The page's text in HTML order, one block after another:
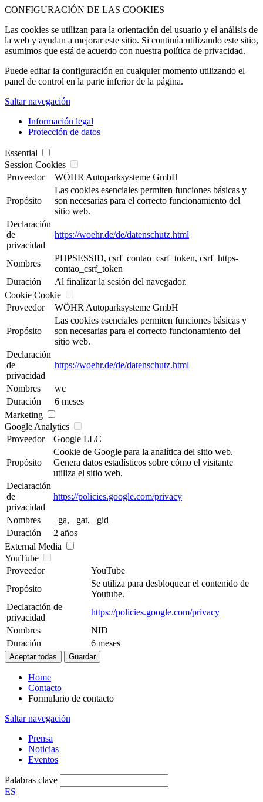
CONFIGURACIÓN DE LAS COOKIES
Las cookies se utilizan para la orientación del usuario y el análisis de
la web y ayudan a mejorar este sitio. Si continúa utilizando este sitio,
asumimos que está de acuerdo con nuestra política de privacidad.
Puede editar la configuración en cualquier momento utilizando el
panel de control en la parte inferior de la página.
Saltar navegación
Información legal
Protección de datos
Essential
Session Cookies
Proveedor
WÖHR Autoparksysteme GmbH
Propósito
Las cookies esenciales permiten funciones básicas y
son necesarias para el correcto funcionamiento del
sitio web.
Declaración
de
privacidad
https://woehr.de/de/datenschutz.html
Nombres
PHPSESSID, csrf_contao_csrf_token, csrf_https-
contao_csrf_token
Duración
Al finalizar la sesión del navegador.
Cookie Cookie
Proveedor
WÖHR Autoparksysteme GmbH
Propósito
Las cookies esenciales permiten funciones básicas y
son necesarias para el correcto funcionamiento del
sitio web.
Declaración
de
privacidad
https://woehr.de/de/datenschutz.html
Nombres
wc
Duración
6 meses
Marketing
Google Analytics
Proveedor
Google LLC
Propósito
Cookie de Google para la analítica del sitio web.
Genera datos estadísticos sobre cómo el visitante
utiliza el sitio web.
Declaración
de
privacidad
https://policies.google.com/privacy
Nombres
_ga, _gat, _gid
Duración
2 años
External Media
YouTube
Proveedor
YouTube
Propósito
Se utiliza para desbloquear el contenido de
Youtube.
Declaración de
privacidad
https://policies.google.com/privacy
Nombres
NID
Duración
6 meses
Home
Contacto
Formulario de contacto
Saltar navegación
Prensa
Noticias
Eventos
Palabras clave
ES